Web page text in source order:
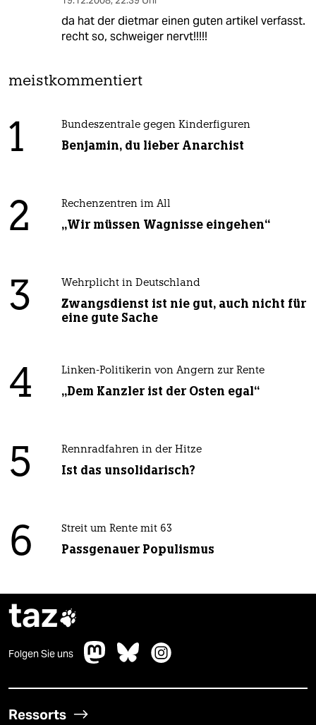
da hat der dietmar einen guten artikel verfasst.
recht so, schweiger nervt!!!!!
meistkommentiert
1 Bundeszentrale gegen Kinderfiguren
Benjamin, du lieber Anarchist
2 Rechenzentren im All
„Wir müssen Wagnisse eingehen“
3 Wehrplicht in Deutschland
Zwangsdienst ist nie gut, auch nicht für
eine gute Sache
4 Linken-Politikerin von Angern zur Rente
„Dem Kanzler ist der Osten egal“
5 Rennradfahren in der Hitze
Ist das unsolidarisch?
6 Streit um Rente mit 63
Passgenauer Populismus
taz
Folgen Sie uns
Ressorts